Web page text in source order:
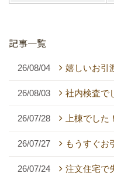
記事一覧
26/08/04 嬉しいお
26/08/03 社内検査で
26/07/28 上棟でし
26/07/27 もうすぐ
26/07/24
注文住宅で